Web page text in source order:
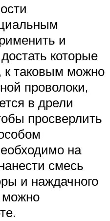
и
которые
таковым можно
проволоки,
в дрели
просверлить
на
смесь
и наждачного
можно